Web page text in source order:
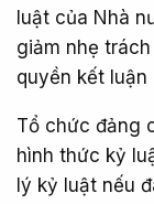
luật của Nhà
giảm nhẹ
quyền kết luận
Tổ chức đảng
hình thức kỷ
lý kỷ luật nếu